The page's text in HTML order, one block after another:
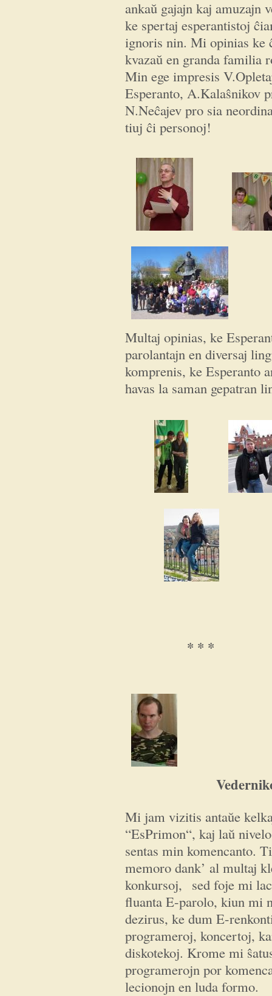
ankaŭ gajajn kaj amuzajn
ke spertaj esperantistoj
ignoris nin. Mi opinias ke
kvazaŭ en granda familia
Min ege impresis
Esperanto, A.Kalaŝnikov
N.Neĉajev pro sia
tiuj ĉi personoj!
Multaj opinias, ke
parolantajn en diversaj
komprenis, ke Esperanto
havas la saman gepatran
* * *
Vedernikov
Mi jam vizitis antaŭe
“EsPrimon“, kaj laŭ
sentas min komencanto.
memoro dank’ al multaj
konkursoj, sed foje mi
fluanta E-parolo, kiun mi
dezirus, ke dum E-
programeroj, koncertoj,
diskotekoj. Krome mi
programerojn por
lecionojn en luda formo.